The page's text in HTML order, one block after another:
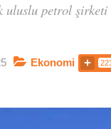
petrol şirketi
Ekonomi